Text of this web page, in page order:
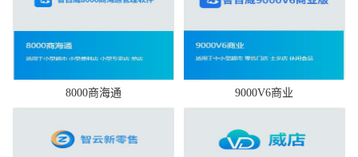
8000商海通 9000V6商业